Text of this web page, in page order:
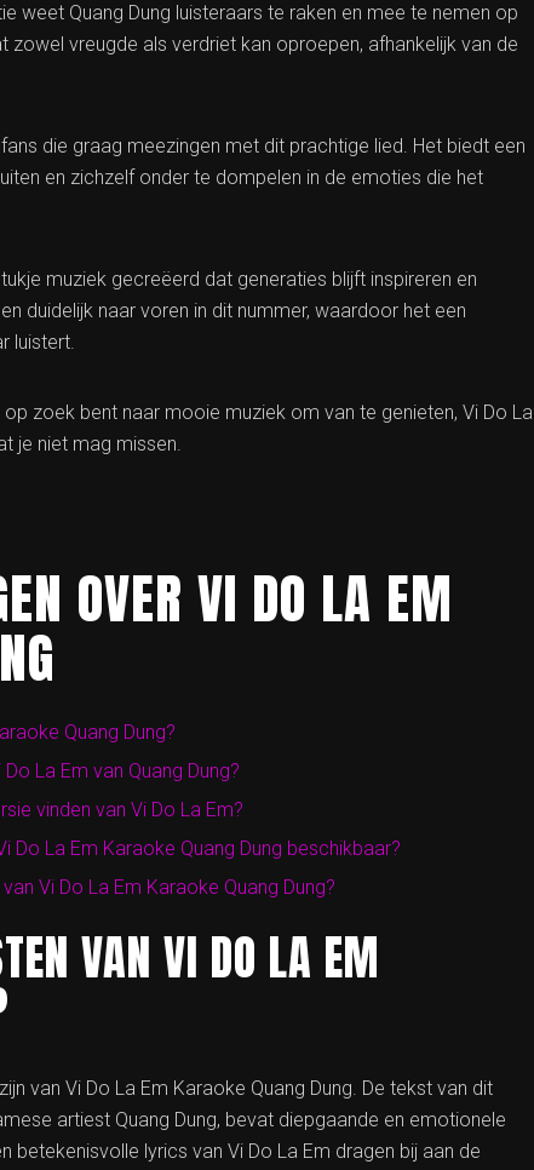
weet Quang Dung luisteraars te raken en mee te nemen op
zowel vreugde als verdriet kan oproepen, afhankelijk van de
die graag meezingen met dit prachtige lied. Het biedt een
en zichzelf onder te dompelen in de emoties die het
muziek gecreëerd dat generaties blijft inspireren en
duidelijk naar voren in dit nummer, waardoor het een
luistert.
zoek bent naar mooie muziek om van te genieten, Vi Do La
je niet mag missen.
OVER VI DO LA EM
Quang Dung?
La Em van Quang Dung?
vinden van Vi Do La Em?
Do La Em Karaoke Quang Dung beschikbaar?
Vi Do La Em Karaoke Quang Dung?
VAN VI DO LA EM
van Vi Do La Em Karaoke Quang Dung. De tekst van dit
artiest Quang Dung, bevat diepgaande en emotionele
lyrics van Vi Do La Em dragen bij aan de